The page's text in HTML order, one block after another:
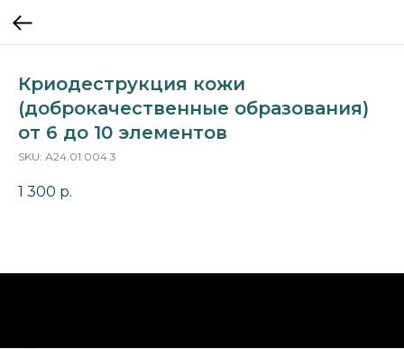
Криодеструкция кожи
(доброкачественные образования)
от 6 до 10 элементов
SKU: А24.01.004.3
1 300 р.